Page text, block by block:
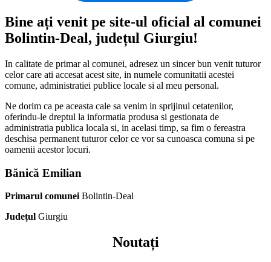
Bine ați venit pe site-ul oficial al comunei
Bolintin-Deal, județul Giurgiu!
In calitate de primar al comunei, adresez un sincer bun venit tuturor
celor care ati accesat acest site, in numele comunitatii acestei
comune, administratiei publice locale si al meu personal.
Ne dorim ca pe aceasta cale sa venim in sprijinul cetatenilor,
oferindu-le dreptul la informatia produsa si gestionata de
administratia publica locala si, in acelasi timp, sa fim o fereastra
deschisa permanent tuturor celor ce vor sa cunoasca comuna si pe
oamenii acestor locuri.
Bănică Emilian
Primarul comuneiBolintin-Deal
Județul Giurgiu
Noutați